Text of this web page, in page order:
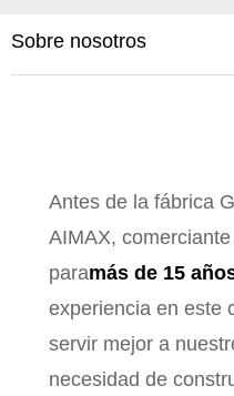
Sobre nosotros
Antes de la fábrica
AIMAX,
paramás de 15
experiencia en este
servir mejor a
necesidad de